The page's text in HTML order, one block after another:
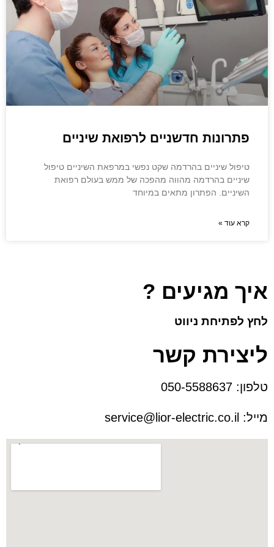
פתרונות חדשניים לרפואת שיניים
טיפול שיניים בהרדמה שקט נפשי במרפאת השיניים טיפול
שיניים בהרדמה מהווה מהפכה של ממש בעולם רפואת
השיניים. הפתרון מתאים במיוחד
קרא עוד »
איך מגיעים ?
לחץ לפתיחת ניווט
ליצירת קשר
טלפון:
מייל: service@lior-electric.co.il